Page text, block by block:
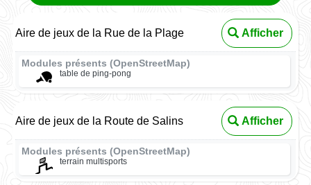
Aire de jeux de la Rue de la Plage Afficher
Modules présents (OpenStreetMap)
table de ping-pong
Aire de jeux de la Route de Salins Afficher
Modules présents (OpenStreetMap)
terrain multisports